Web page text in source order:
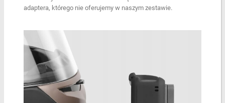
adaptera, którego nie oferujemy w naszym zestawie.